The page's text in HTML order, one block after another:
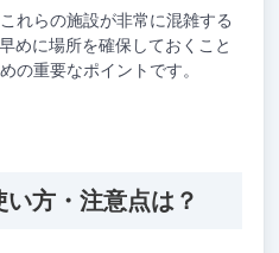
れらの施設が非常に混雑する
めに場所を確保しておくこと
の重要なポイントです。
方・注意点は？